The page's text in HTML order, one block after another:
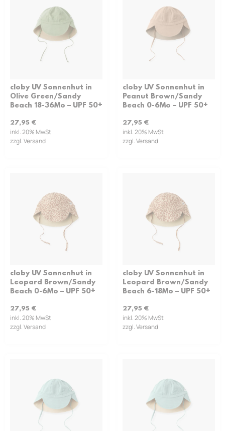
cloby UV Sonnenhut in
Olive Green/Sandy
Beach 18-36Mo – UPF 50+
27,95 €
inkl. 20% MwSt
zzgl. Versand
cloby UV Sonnenhut in
Peanut Brown/Sandy
Beach 0-6Mo – UPF 50+
27,95 €
inkl. 20% MwSt
zzgl. Versand
cloby UV Sonnenhut in
Leopard Brown/Sandy
Beach 0-6Mo – UPF 50+
27,95 €
inkl. 20% MwSt
zzgl. Versand
cloby UV Sonnenhut in
Leopard Brown/Sandy
Beach 6-18Mo – UPF 50+
27,95 €
inkl. 20% MwSt
zzgl. Versand